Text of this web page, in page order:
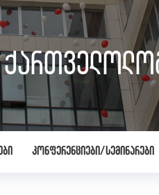
კონფერენციები/სემინარები